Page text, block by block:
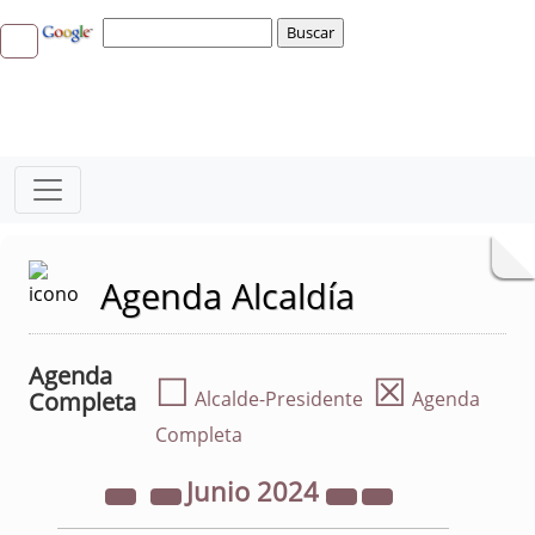
Agenda Alcaldía
Agenda
Completa
☐ Alcalde-Presidente ☒ Agenda
Completa
Junio 2024